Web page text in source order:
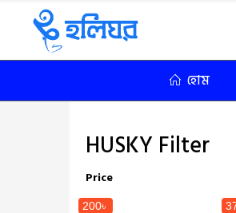
হোম
HUSKY Filter
Price
200৳